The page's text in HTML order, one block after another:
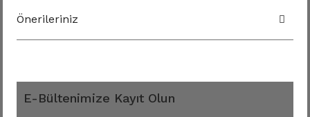
Önerileriniz
E-Bültenimize Kayıt Olun